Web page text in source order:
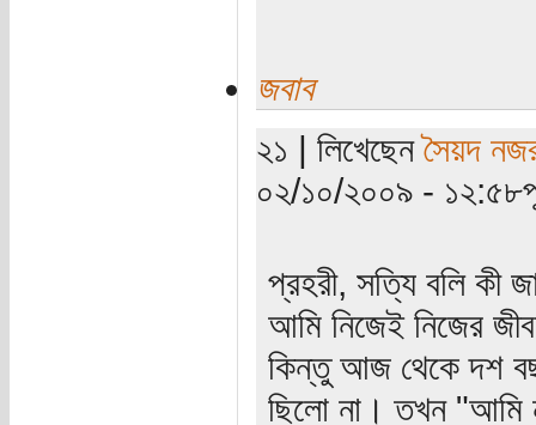
জবাব
২১ | লিখেছেনসৈয়দ
০২/১০/২০০৯ -
প্রহরী, সত্যি বলি কী
আমি নিজেই নিজের
কিন্তু আজ থেকে দশ
ছিলো না। তখন "আমি